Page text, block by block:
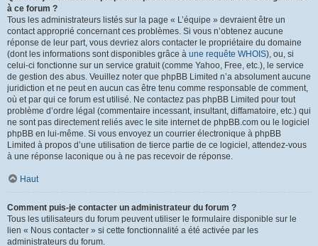
à ce forum ?
Tous les administrateurs listés sur la page « L’équipe » devraient être un
contact approprié concernant ces problèmes. Si vous n’obtenez aucune
réponse de leur part, vous devriez alors contacter le propriétaire du domaine
(dont les informations sont disponibles grâce à une requête WHOIS), ou, si
celui-ci fonctionne sur un service gratuit (comme Yahoo, Free, etc.), le service
de gestion des abus. Veuillez noter que phpBB Limited n’a absolument aucune
juridiction et ne peut en aucun cas être tenu comme responsable de comment,
où et par qui ce forum est utilisé. Ne contactez pas phpBB Limited pour tout
problème d’ordre légal (commentaire incessant, insultant, diffamatoire, etc.) qui
ne sont pas directement reliés avec le site internet de phpBB.com ou le logiciel
phpBB en lui-même. Si vous envoyez un courrier électronique à phpBB
Limited à propos d’une utilisation de tierce partie de ce logiciel, attendez-vous
à une réponse laconique ou à ne pas recevoir de réponse.
Haut
Comment puis-je contacter un administrateur du forum ?
Tous les utilisateurs du forum peuvent utiliser le formulaire disponible sur le
lien « Nous contacter » si cette fonctionnalité a été activée par les
administrateurs du forum.